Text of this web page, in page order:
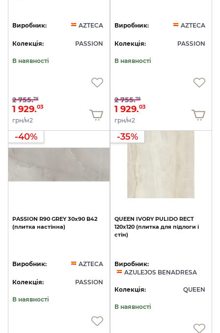
Виробник: AZTECA
Колекція: PASSION
В наявності
2 755.76
1 929.03
грн/м2
Виробник: AZTECA
Колекція: PASSION
В наявності
2 755.76
1 929.03
грн/м2
-40%
PASSION R90 GREY 30x90 B42
(плитка настінна)
Виробник: AZTECA
Колекція: PASSION
В наявності
-35%
QUEEN IVORY PULIDO RECT
120x120 (плитка для підлоги і
стін)
Виробник:
AZULEJOS BENADRESA
Колекція: QUEEN
В наявності